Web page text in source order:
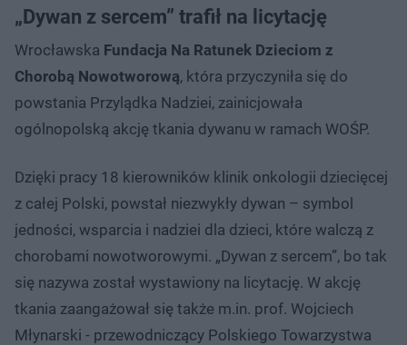
„Dywan z sercem” trafił na licytację
Wrocławska Fundacja Na Ratunek Dzieciom z
Chorobą Nowotworową, która przyczyniła się do
powstania Przylądka Nadziei, zainicjowała
ogólnopolską akcję tkania dywanu w ramach WOŚP.
Dzięki pracy 18 kierowników klinik onkologii dziecięcej
z całej Polski, powstał niezwykły dywan – symbol
jedności, wsparcia i nadziei dla dzieci, które walczą z
chorobami nowotworowymi. „Dywan z sercem”, bo tak
się nazywa został wystawiony na licytację. W akcję
tkania zaangażował się także m.in. prof. Wojciech
Młynarski - przewodniczący Polskiego Towarzystwa